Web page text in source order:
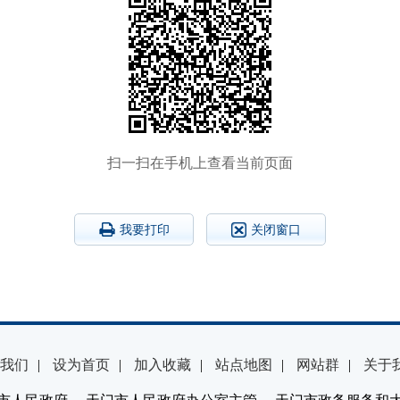
扫一扫在手机上查看当前页面
我要打印 关闭窗口
们 | 设为首页 | 加入收藏 | 站点地图 | 网站群 | 关于